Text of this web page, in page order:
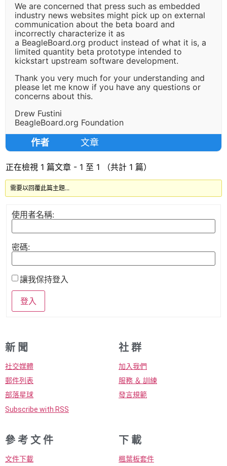
We are concerned that press such as embedded
industry news websites might pick up on external
communication about the beta board and
incorrectly characterize it as
a BeagleBoard.org product instead of what it is, a
limited quantity beta prototype intended to
kickstart upstream software development.
Thank you very much for your understanding and
please let me know if you have any questions or
concerns about this.
Drew Fustini
BeagleBoard.org Foundation
作者 文章
正在檢視 1 篇文章 - 1 至 1 （共計 1 篇）
需要以回覆此篇主題...
使用者名稱:
密碼:
讓我保持登入
登入
新 聞
社交媒體
郵件列表
部落星球
Subscribe with RSS
社 群
加入我們
服務 ＆ 訓練
發言規範
參 考 文 件
文件下載
下 載
楓葉板套件